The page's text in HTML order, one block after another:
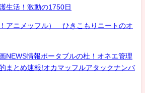
生活！激動の1750日
アニメッフル） ひきこもりニートのオ
NEWS情報ポータブルの杜！オネエ管理
まとめ速報!オカマッフルアタックナンバ